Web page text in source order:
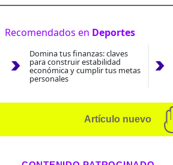
Recomendados en Deportes
Domina tus finanzas: claves
para construir estabilidad
económica y cumplir tus metas
personales
Artículo nuevo